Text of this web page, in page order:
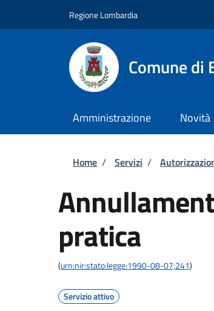
Regione Lombardia
Comune di
Amministrazione Novità
Briciole di
Home / Servizi /
pratica
(urn:nir:stato:legge:1990-08-07;241)
Servizio attivo